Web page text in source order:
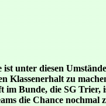
unter diesen
Klassenerhalt zu
Bunde, die SG
die Chance nochmal